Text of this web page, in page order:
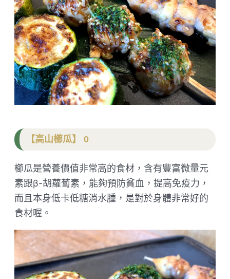
【高山櫛瓜】 0
櫛瓜是營養價值非常高的食材，含有豐富微量元
素跟β-胡蘿蔔素，能夠預防貧血，提高免疫力，
而且本身低卡低糖消水腫，是對於身體非常好的
食材喔。